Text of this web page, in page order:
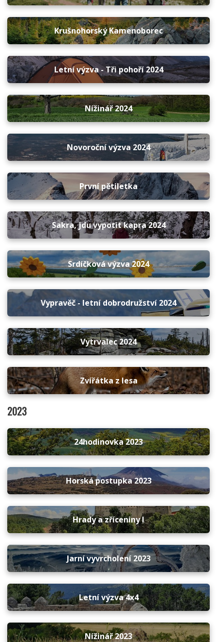
Krušnohorský Kamenoborec
Letní výzva - Tři pohoří 2024
Nížinář 2024
Novoroční výzva 2024
První pětiletka
Sakra, jdu vypotit kapra 2024
Srdíčková výzva 2024
Vypravěč - letní dobrodružství 2024
Vytrvalec 2024
Zvířátka z lesa
2023
24hodinovka 2023
Horská postupka 2023
Hrady a zříceniny I
Jarní vyvrcholení 2023
Letní výzva 4x4
Nížinář 2023